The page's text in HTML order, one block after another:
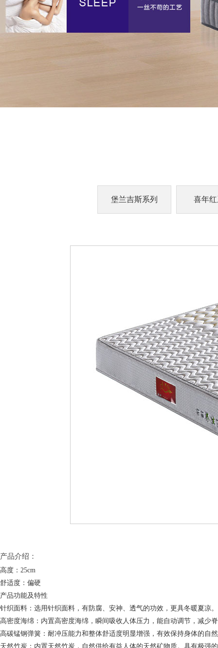
堡兰吉斯系列 喜年
产品介绍：
高度：25cm
舒适度：偏硬
产品功能及特性
针织面料：选用针织面料，有防腐、安神、透气的功效，更具冬暖夏凉。
高密度海绵：内置高密度海绵，瞬间吸收人体压力，能自动调节，减少
高碳锰钢弹簧：耐冲压能力和整体舒适度明显增强，有效保持身体的自
天然竹炭：内置天然竹炭，自然供给有益人体的天然矿物质。具有极强